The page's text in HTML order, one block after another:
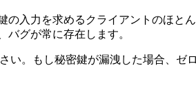
入力を求めるクライアントのほと
グが常に存在します。
。もし秘密鍵が漏洩した場合、